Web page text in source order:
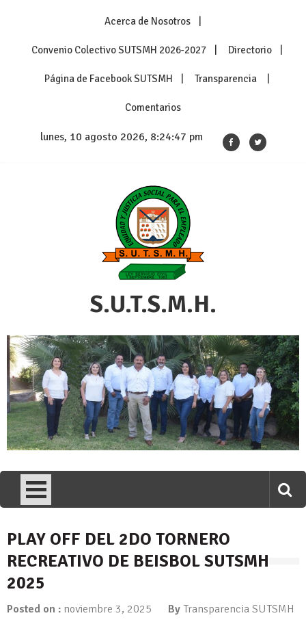
Acerca de Nosotros
Convenio Colectivo SUTSMH 2026-2027 Directorio
Página de Facebook SUTSMH Transparencia
Comentarios
lunes, 10 agosto 2026, 8:24:47 pm
S.U.T.S.M.H.
PLAY OFF DEL 2DO TORNERO
RECREATIVO DE BEISBOL SUTSMH
2025
Posted on : noviembre 3, 2025 By Transparencia SUTSMH